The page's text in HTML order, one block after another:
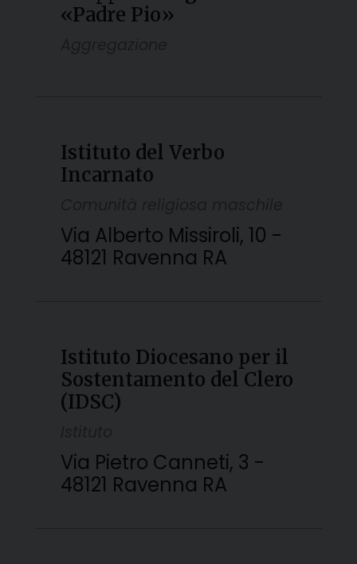
«Padre Pio»
Istituto del Verbo
Incarnato
Via Alberto Missiroli, 10 -
48121 Ravenna RA
Istituto Diocesano per il
Sostentamento del Clero
(IDSC)
Via Pietro Canneti, 3 -
48121 Ravenna RA